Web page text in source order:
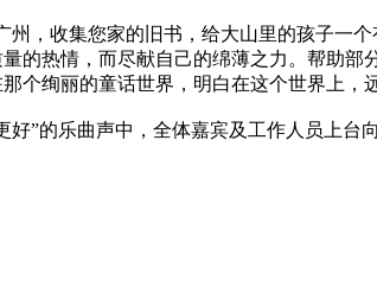
，收集您家的旧书，给大山里的孩子一
的热情，而尽献自己的绵薄之力。帮助
个绚丽的童话世界，明白在这个世界上
”的乐曲声中，全体嘉宾及工作人员上台